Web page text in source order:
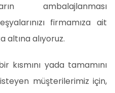
ambalajlanması
firmamıza ait
alıyoruz.
kısmını yada tamamını
müşterilerimiz için,